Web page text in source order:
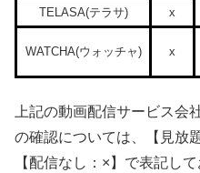
TELASA(テラサ) x
WATCHA(ウォッチャ) x
上記の動画配信サービス会
の確認については、【見放
【配信なし：×】で表記して